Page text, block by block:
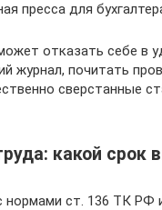
пресса для
отказать себе в
журнал, почитать
сверстанные
какой срок
нормами ст. 136 ТК РФ